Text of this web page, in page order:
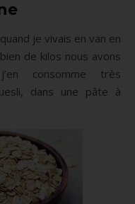
je vivais en van en
de kilos nous avons
consomme très
dans une pâte à